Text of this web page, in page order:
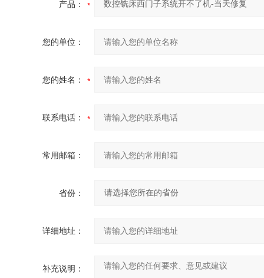
产品：
您的单位：
您的姓名：
联系电话：
常用邮箱：
省份：
详细地址：
补充说明：